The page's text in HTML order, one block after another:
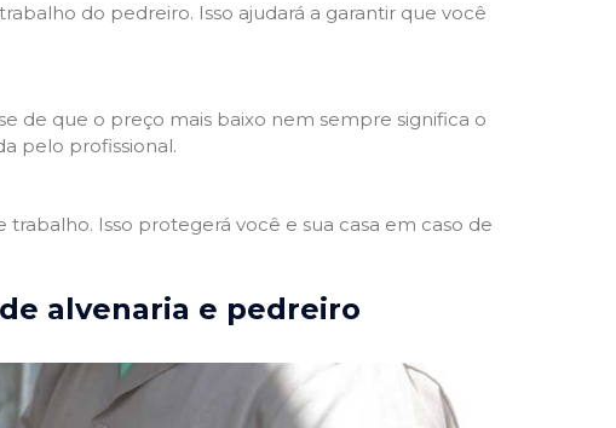
do pedreiro. Isso ajudará a garantir que você
de que o preço mais baixo nem sempre significa o
pelo profissional.
Isso protegerá você e sua casa em caso de
alvenaria e pedreiro